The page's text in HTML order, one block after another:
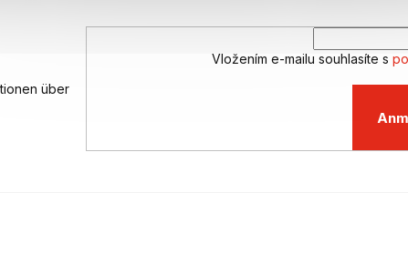
e
e
über
Vložením e-mailu souhlasíte s